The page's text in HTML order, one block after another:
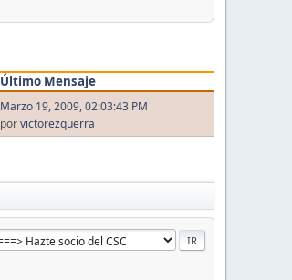
Último Mensaje
Marzo 19, 2009, 02:03:43 PM
porvictorezquerra